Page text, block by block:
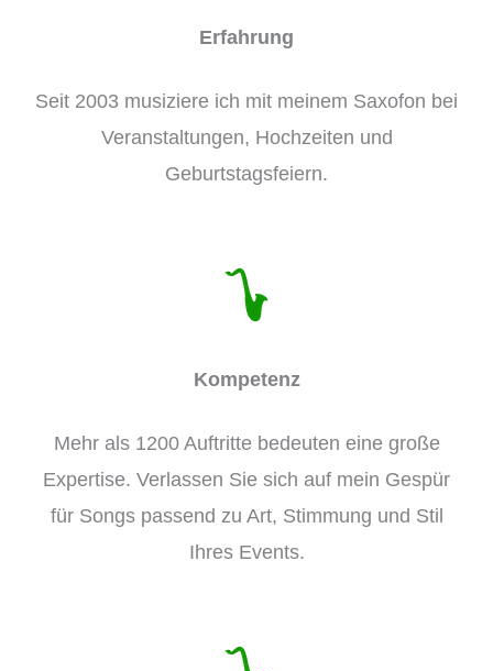
Erfahrung
Seit 2003 musiziere ich mit meinem Saxofon bei
Veranstaltungen, Hochzeiten und
Geburtstagsfeiern.
Kompetenz
Mehr als 1200 Auftritte bedeuten eine große
Expertise. Verlassen Sie sich auf mein Gespür
für Songs passend zu Art, Stimmung und Stil
Ihres Events.